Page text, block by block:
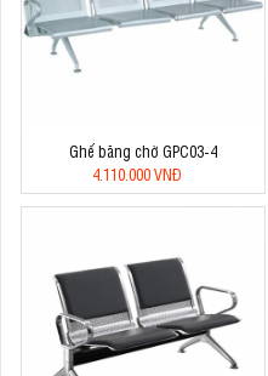
Ghế băng chờ GPC03-4
4.110.000 VNĐ